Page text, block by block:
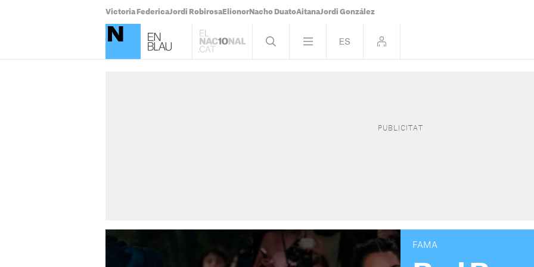
Victoria FedericaJordi Robirosa Elionor Nacho DuatoAitanaJordi González
FAMA